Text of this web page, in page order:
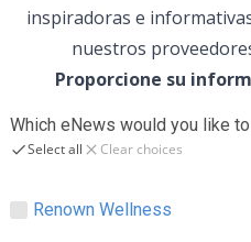
inspiradoras e
nuestros
Proporcione su